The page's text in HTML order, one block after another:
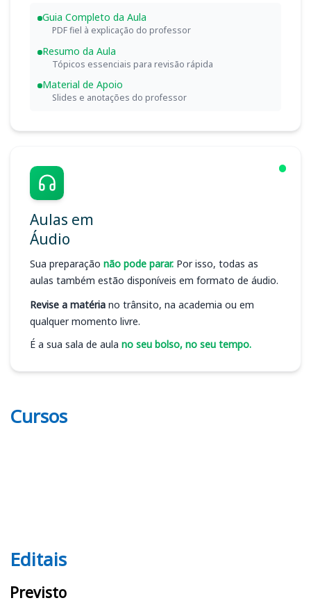
Guia Completo da Aula
PDF fiel à explicação do professor
Resumo da Aula
Tópicos essenciais para revisão rápida
Material de Apoio
Slides e anotações do professor
Aulas em
Áudio
Sua preparação não pode parar. Por isso, todas as
aulas também estão disponíveis em formato de áudio.
Revise a matéria no trânsito, na academia ou em
qualquer momento livre.
É a sua sala de aula no seu bolso, no seu tempo.
Cursos
Editais AL AC, ALAC
Editais
Previsto